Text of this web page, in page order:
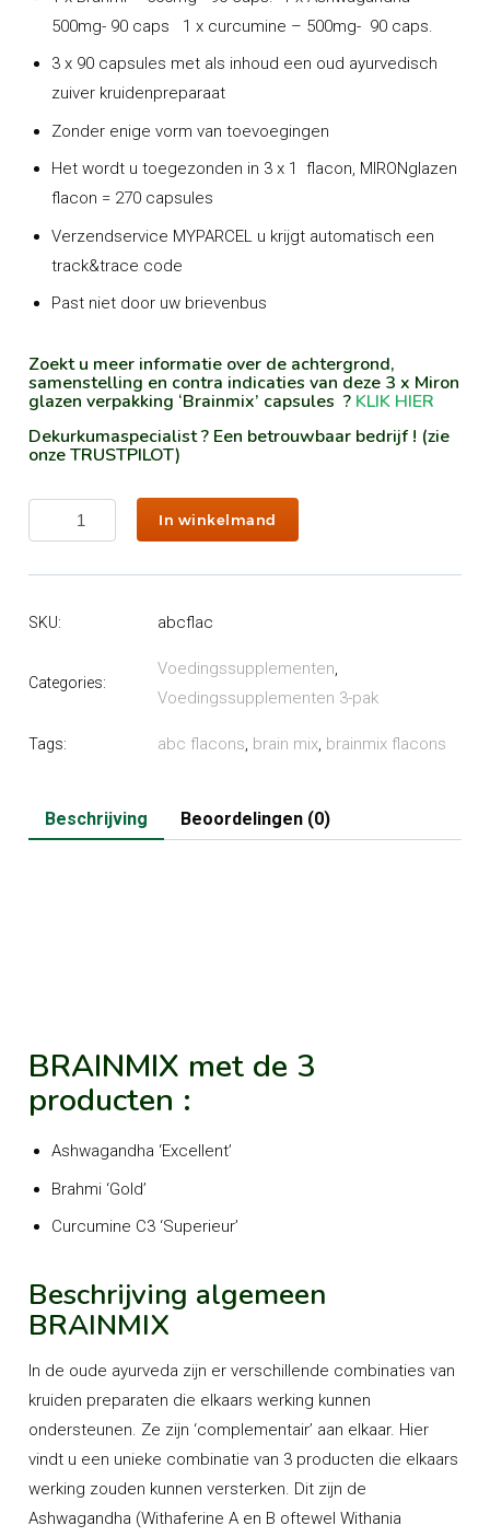
500mg- 90 caps 1 x curcumine – 500mg- 90 caps.
3 x 90 capsules met als inhoud een oud ayurvedisch
zuiver kruidenpreparaat
Zonder enige vorm van toevoegingen
Het wordt u toegezonden in 3 x 1 flacon, MIRONglazen
flacon = 270 capsules
Verzendservice MYPARCEL u krijgt automatisch een
track&trace code
Past niet door uw brievenbus
Zoekt u meer informatie over de achtergrond,
samenstelling en contra indicaties van deze 3 x Miron
glazen verpakking ‘Brainmix’ capsules ? KLIK HIER
Dekurkumaspecialist ? Een betrouwbaar bedrijf ! (zie
onze TRUSTPILOT)
Brainmix
(flacons)
aantal
In winkelmand
SKU: abcflac
Categories:
Voedingssupplementen,
Voedingssupplementen 3-pak
Tags: abc flacons, brain mix, brainmix flacons
Beschrijving Beoordelingen (0)
BRAINMIX met de 3
producten :
Ashwagandha ‘Excellent’
Brahmi ‘Gold’
Curcumine C3 ‘Superieur’
Beschrijving algemeen
BRAINMIX
In de oude ayurveda zijn er verschillende combinaties van
kruiden preparaten die elkaars werking kunnen
ondersteunen. Ze zijn ‘complementair’ aan elkaar. Hier
vindt u een unieke combinatie van 3 producten die elkaars
werking zouden kunnen versterken. Dit zijn de
Ashwagandha (Withaferine A en B oftewel Withania